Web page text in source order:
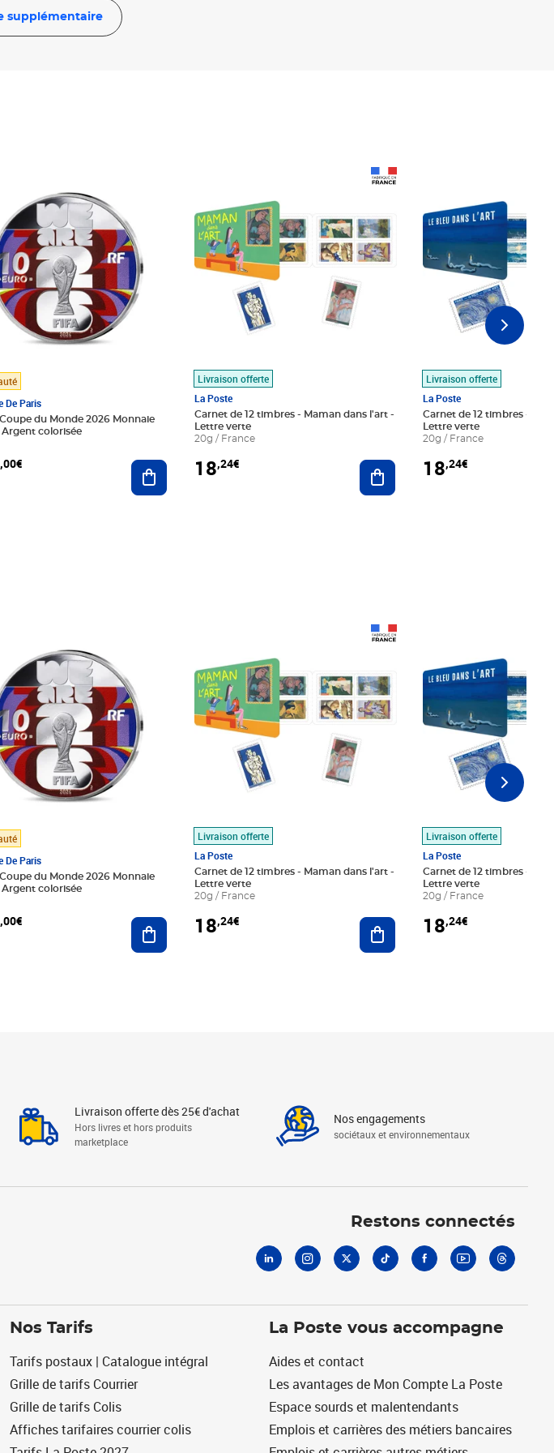
supplémentaire
De Paris
Coupe du Monde 2026 Monnaie
Argent colorisée
,00€ Ajouter au panier
Livraison offerte
La Poste
Carnet de 12 timbres - Maman dans l'art -
Lettre verte
20g / France
18,24€ Ajouter au panier
Livraison offerte
La Poste
Carnet de 12 timbres - Le
Lettre verte
20g / France
18,24€
De Paris
Coupe du Monde 2026 Monnaie
Argent colorisée
,00€ Ajouter au panier
Livraison offerte
La Poste
Carnet de 12 timbres - Maman dans l'art -
Lettre verte
20g / France
18,24€ Ajouter au panier
Livraison offerte
La Poste
Carnet de 12 timbres - Le
Lettre verte
20g / France
18,24€
Livraison offerte dès 25€ d'achat
Hors livres et hors produits
marketplace
Nos engagements
sociétaux et environnementaux
Restons connectés
Nos Tarifs
Tarifs postaux | Catalogue intégral
Grille de tarifs Courrier
Grille de tarifs Colis
Affiches tarifaires courrier colis
La Poste vous accompagne
Aides et contact
Les avantages de Mon Compte La Poste
Espace sourds et malentendants
Emplois et carrières des métiers bancaires